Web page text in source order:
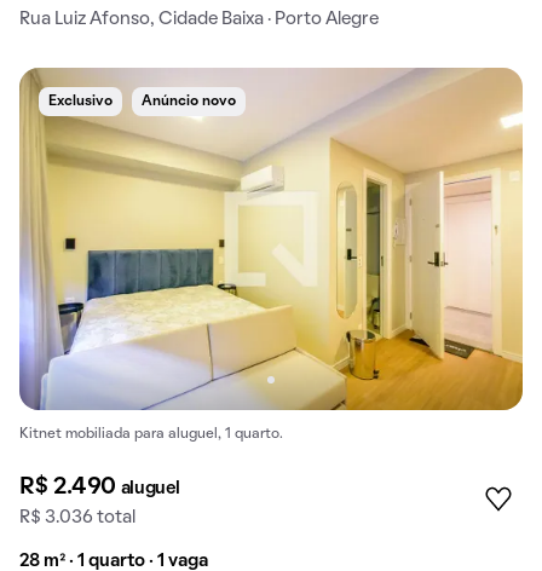
Rua Luiz Afonso, Cidade Baixa · Porto Alegre
Exclusivo Anúncio novo
Kitnet mobiliada para aluguel, 1 quarto.
R$ 2.490 aluguel
R$ 3.036 total
28 m² · 1 quarto · 1 vaga